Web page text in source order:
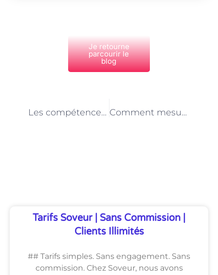
Je retourne
parcourir le
blog
Les compétences en gestion de la relation client pour les analystes business à Paris Comment mesurer l’impact des analyses business dans les entreprises parisiennes
Tarifs Soveur | Sans Commission |
Clients Illimités
## Tarifs simples. Sans engagement. Sans
commission. Chez Soveur, nous avons